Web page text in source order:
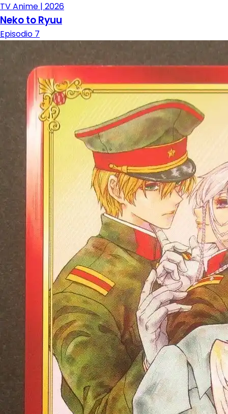
TV Anime | 2026
Neko to Ryuu
Episodio 7